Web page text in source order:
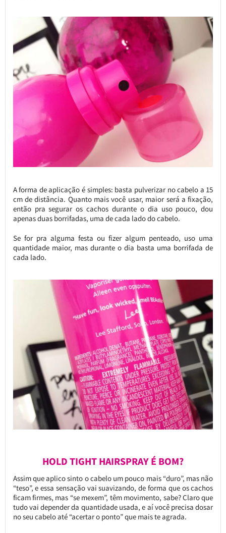
A forma de aplicação é simples: basta pulverizar no cabelo a 15
cm de distância. Quanto mais você usar, maior será a fixação,
então pra segurar os cachos durante o dia uso pouco, dou
apenas duas borrifadas, uma de cada lado do cabelo.
Se for pra alguma festa ou fizer algum penteado, uso uma
quantidade maior, mas durante o dia basta uma borrifada de
cada lado.
HOLD TIGHT HAIRSPRAY É BOM?
Assim que aplico sinto o cabelo um pouco mais “duro”, mas não
“teso”, e essa sensação vai suavizando, de forma que os cachos
ficam firmes, mas “se mexem”, têm movimento, sabe? Claro que
tudo vai depender da quantidade usada, e aí você precisa dosar
no seu cabelo até “acertar o ponto” que mais te agrada.